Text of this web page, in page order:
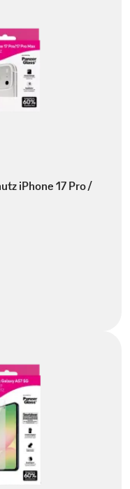
iPhone 17 Pro /